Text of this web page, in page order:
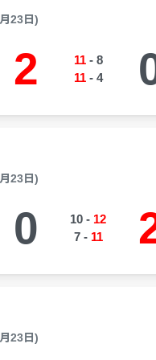
23日)
2 11- 8
11- 4
23日)
0 10 - 12
7- 11
23日)